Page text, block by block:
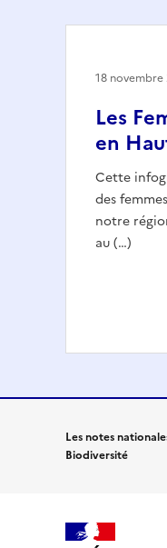
Les
en
Cette
des
notre
au (…)
18 novembre
Les notes
Biodiversité